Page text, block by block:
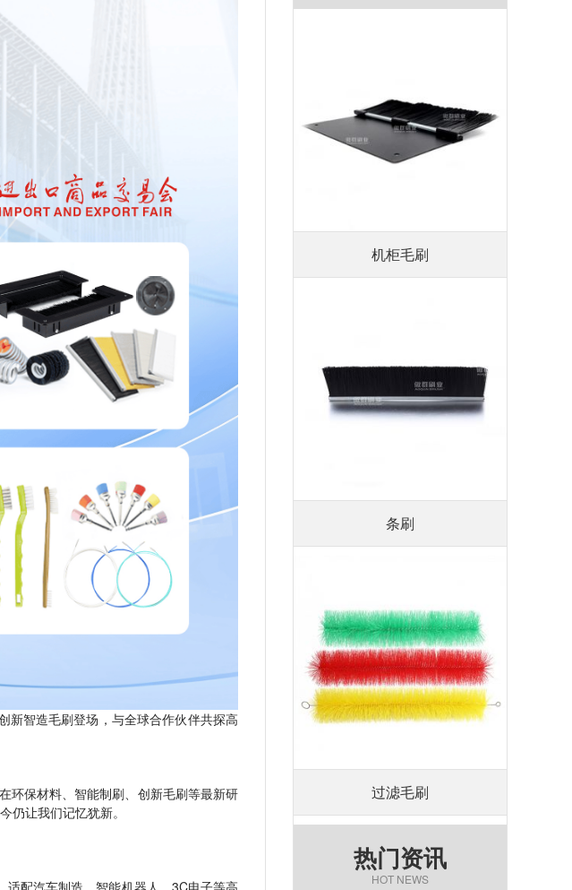
新智造毛刷登场，与全球合作伙伴共探高
环保材料、智能制刷、创新毛刷等最新研
仍让我们记忆犹新。
机柜毛刷
条刷
过滤毛刷
热门资讯
HOT NEWS